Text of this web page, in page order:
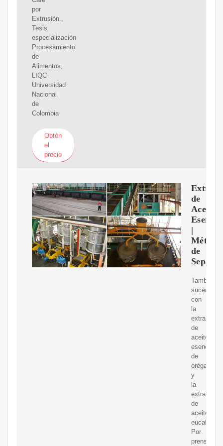
por
Extrusión.,
Tesis
especialización
Procesamiento
de
Alimentos,
LIQC-
Universidad
Nacional
de
Colombia
Obtén
el
precio
de
Aceites
|
de
También,
sucede
con
la
extracción
de
aceite
esencial
de
orégano
y
la
extracción
de
aceite
eucalipto.
Por
prensado